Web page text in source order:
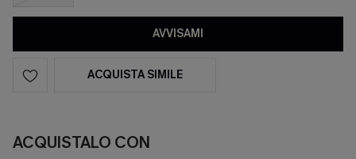
AVVISAMI
ACQUISTA SIMILE
ACQUISTALO CON